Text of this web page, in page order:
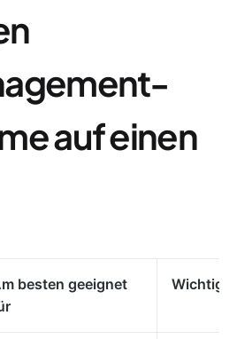
auf einen
besten geeignet